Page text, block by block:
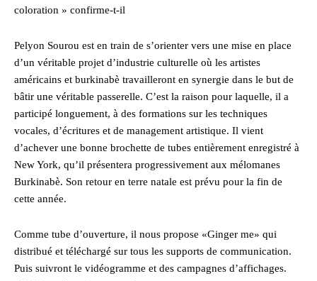
coloration » confirme-t-il
Pelyon Sourou est en train de s’orienter vers une mise en place
d’un véritable projet d’industrie culturelle où les artistes
américains et burkinabè travailleront en synergie dans le but de
bâtir une véritable passerelle. C’est la raison pour laquelle, il a
participé longuement, à des formations sur les techniques
vocales, d’écritures et de management artistique. Il vient
d’achever une bonne brochette de tubes entièrement enregistré à
New York, qu’il présentera progressivement aux mélomanes
Burkinabè. Son retour en terre natale est prévu pour la fin de
cette année.
Comme tube d’ouverture, il nous propose «Ginger me» qui
distribué et téléchargé sur tous les supports de communication.
Puis suivront le vidéogramme et des campagnes d’affichages.